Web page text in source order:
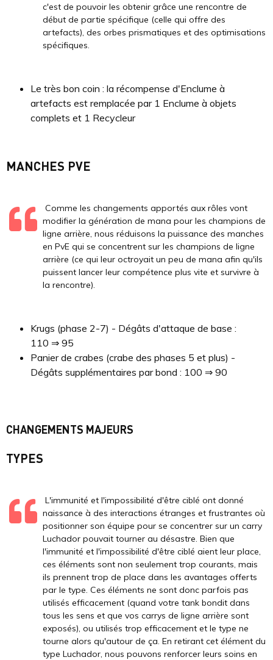
c'est de pouvoir les obtenir grâce une rencontre de
début de partie spécifique (celle qui offre des
artefacts), des orbes prismatiques et des optimisations
spécifiques.
Le très bon coin : la récompense d'Enclume à
artefacts est remplacée par 1 Enclume à objets
complets et 1 Recycleur
MANCHES PVE
Comme les changements apportés aux rôles vont
modifier la génération de mana pour les champions de
ligne arrière, nous réduisons la puissance des manches
en PvE qui se concentrent sur les champions de ligne
arrière (ce qui leur octroyait un peu de mana afin qu'ils
puissent lancer leur compétence plus vite et survivre à
la rencontre).
Krugs (phase 2-7) - Dégâts d'attaque de base :
110 ⇒ 95
Panier de crabes (crabe des phases 5 et plus) -
Dégâts supplémentaires par bond : 100 ⇒ 90
CHANGEMENTS MAJEURS
TYPES
L'immunité et l'impossibilité d'être ciblé ont donné
naissance à des interactions étranges et frustrantes où
positionner son équipe pour se concentrer sur un carry
Luchador pouvait tourner au désastre. Bien que
l'immunité et l'impossibilité d'être ciblé aient leur place,
ces éléments sont non seulement trop courants, mais
ils prennent trop de place dans les avantages offerts
par le type. Ces éléments ne sont donc parfois pas
utilisés efficacement (quand votre tank bondit dans
tous les sens et que vos carrys de ligne arrière sont
exposés), ou utilisés trop efficacement et le type ne
tourne alors qu'autour de ça. En retirant cet élément du
type Luchador, nous pouvons renforcer leurs soins en